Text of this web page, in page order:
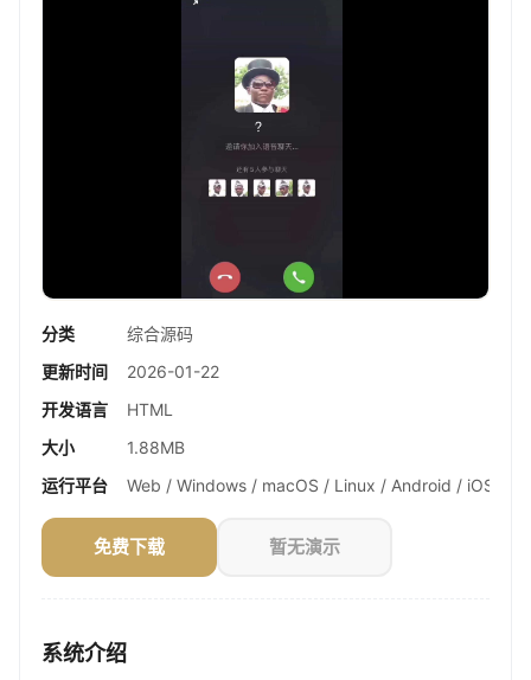
分类
综合源码
更新时间
2026-01-22
开发语言
HTML
大小
1.88MB
运行平台
Web / Windows / macOS / Linux / Android / iOS
免费下载 暂无演示
系统介绍